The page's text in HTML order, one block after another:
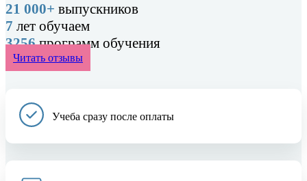
21 000+ выпускников
7 лет обучаем
3256программ обучения
Читать отзывы
Учеба сразу после оплаты